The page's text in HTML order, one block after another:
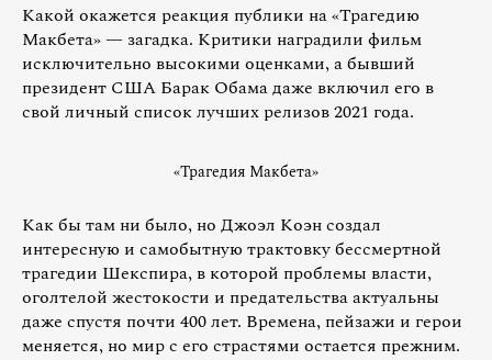
Какой окажется реакция публики на «Трагедию
Макбета» — загадка. Критики наградили фильм
исключительно высокими оценками, а бывший
президент США Барак Обама даже включил его в
свой личный список лучших релизов 2021 года.
«Трагедия Макбета»
Как бы там ни было, но Джоэл Коэн создал
интересную и самобытную трактовку бессмертной
трагедии Шекспира, в которой проблемы власти,
оголтелой жестокости и предательства актуальны
даже спустя почти 400 лет. Времена, пейзажи и герои
меняется, но мир с его страстями остается прежним.